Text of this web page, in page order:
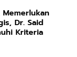
Memerlukan
Dr. Said
Kriteria